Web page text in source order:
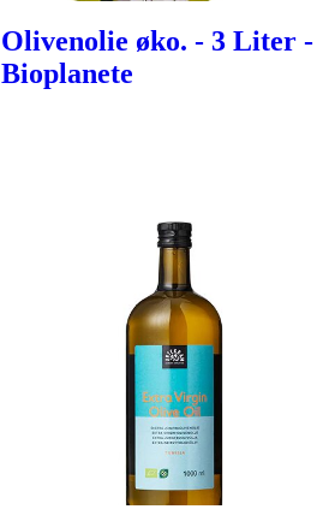
Olivenolie øko. - 3 Liter -
Bioplanete